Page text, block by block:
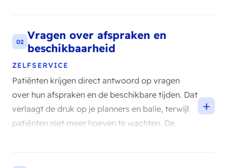
gebruikt.
02 Vragen over afspraken en
beschikbaarheid
ZELFSERVICE
Patiënten krijgen direct antwoord op vragen
over hun afspraken en de beschikbare tijden. Dat
verlaagt de druk op je planners en balie, terwijl
patiënten niet meer hoeven te wachten. De
+